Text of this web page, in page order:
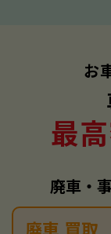
お
最
廃車・